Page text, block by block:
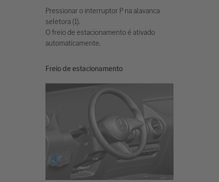
Pressionar o interruptor P na alavanca
seletora (1).
O freio de estacionamento é ativado
automaticamente.
Freio de estacionamento